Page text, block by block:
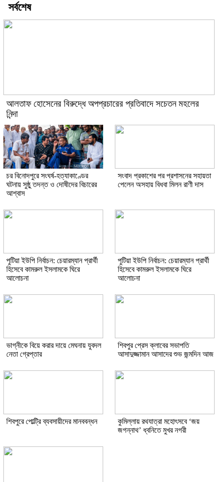
সর্বশেষ
আলতাফ হোসেনের বিরুদ্ধে অপপ্রচারের প্রতিবাদে সচেতন মহলের
নিন্দা
চর বিনোদপুরে সংঘর্ষ-হত্যাকাণ্ডের
ঘটনায় সুষ্ঠু তদন্ত ও দোষীদের বিচারের
আশ্বাস
সংবাদ প্রকাশের পর প্রশাসনের সহায়তা
পেলেন অসহায় বিধবা মিলন রাণী দাস
পুটিয়া ইউপি নির্বাচন: চেয়ারম্যান প্রার্থী
হিসেবে কামরুল ইসলামকে ঘিরে
আলোচনা
পুটিয়া ইউপি নির্বাচন: চেয়ারম্যান প্রার্থী
হিসেবে কামরুল ইসলামকে ঘিরে
আলোচনা
ভাগ্নীকে বিয়ে করার দায়ে মেঘনায় যুবদল
নেতা গ্রেপ্তার
শিবপুর প্রেস ক্লাবের সভাপতি
আসাদুজ্জামান আসাদের শুভ জন্মদিন আজ
শিবপুরে পোল্ট্রি ব্যবসায়ীদের মানববন্ধন
কুমিল্লায় রথযাত্রা মহোৎসবে ‘জয়
জগন্নাথ’ ধ্বনিতে মুখর নগরী